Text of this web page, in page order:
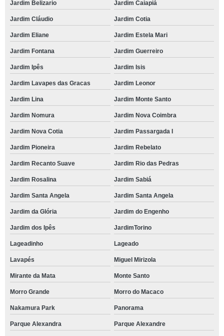
Jardim Belizario Jardim Caiapiá
Jardim Cláudio Jardim Cotia
Jardim Eliane Jardim Estela Mari
Jardim Fontana Jardim Guerreiro
Jardim Ipês Jardim Isis
Jardim Lavapes das Gracas Jardim Leonor
Jardim Lina Jardim Monte Santo
Jardim Nomura Jardim Nova Coimbra
Jardim Nova Cotia Jardim Passargada I
Jardim Pioneira Jardim Rebelato
Jardim Recanto Suave Jardim Rio das Pedras
Jardim Rosalina Jardim Sabiá
Jardim Santa Angela Jardim Santa Angela
Jardim da Glória Jardim do Engenho
Jardim dos Ipês JardimTorino
Lageadinho Lageado
Lavapés Miguel Mirizola
Mirante da Mata Monte Santo
Morro Grande Morro do Macaco
Nakamura Park Panorama
Parque Alexandra Parque Alexandre